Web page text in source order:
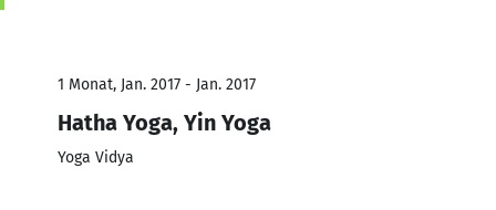
1 Monat, Jan. 2017 - Jan. 2017
Hatha Yoga, Yin Yoga
Yoga Vidya